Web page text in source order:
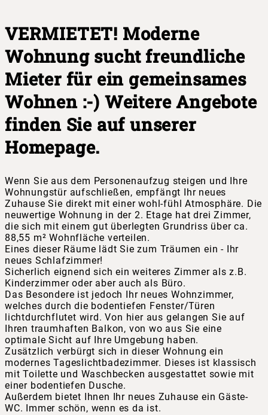
VERMIETET! Moderne
Wohnung sucht freundliche
Mieter für ein gemeinsames
Wohnen :-) Weitere Angebote
finden Sie auf unserer
Homepage.
Wenn Sie aus dem Personenaufzug steigen und Ihre
Wohnungstür aufschließen, empfängt Ihr neues
Zuhause Sie direkt mit einer wohl-fühl Atmosphäre. Die
neuwertige Wohnung in der 2. Etage hat drei Zimmer,
die sich mit einem gut überlegten Grundriss über ca.
88,55 m² Wohnfläche verteilen.
Eines dieser Räume lädt Sie zum Träumen ein - Ihr
neues Schlafzimmer!
Sicherlich eignend sich ein weiteres Zimmer als z.B.
Kinderzimmer oder aber auch als Büro.
Das Besondere ist jedoch Ihr neues Wohnzimmer,
welches durch die bodentiefen Fenster/Türen
lichtdurchflutet wird. Von hier aus gelangen Sie auf
Ihren traumhaften Balkon, von wo aus Sie eine
optimale Sicht auf Ihre Umgebung haben.
Zusätzlich verbürgt sich in dieser Wohnung ein
modernes Tageslichtbadezimmer. Dieses ist klassisch
mit Toilette und Waschbecken ausgestattet sowie mit
einer bodentiefen Dusche.
Außerdem bietet Ihnen Ihr neues Zuhause ein Gäste-
WC. Immer schön, wenn es da ist.